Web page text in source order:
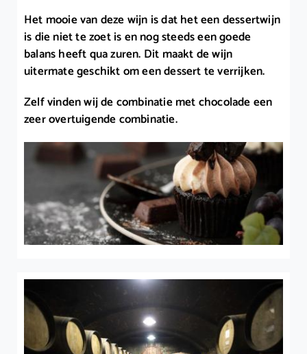
Het mooie van deze wijn is dat het een dessertwijn
is die niet te zoet is en nog steeds een goede
balans heeft qua zuren. Dit maakt de wijn
uitermate geschikt om een dessert te verrijken.
Zelf vinden wij de combinatie met chocolade een
zeer overtuigende combinatie.